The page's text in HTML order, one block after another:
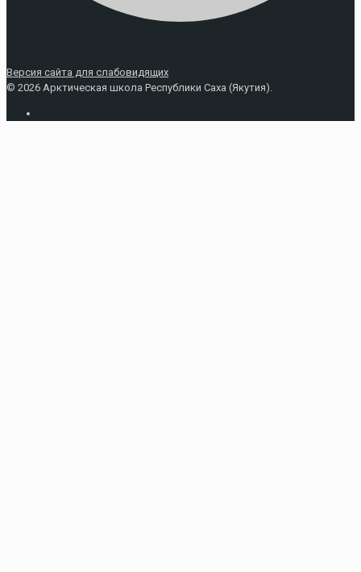
Версия сайта для слабовидящих
© 2026 Арктическая школа Республики Саха (Якутия).